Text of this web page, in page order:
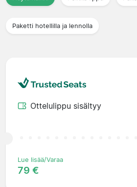
Paketti hotellilla ja lennolla
Ottelulippu sisältyy
Lue lisää/Varaa
79 €